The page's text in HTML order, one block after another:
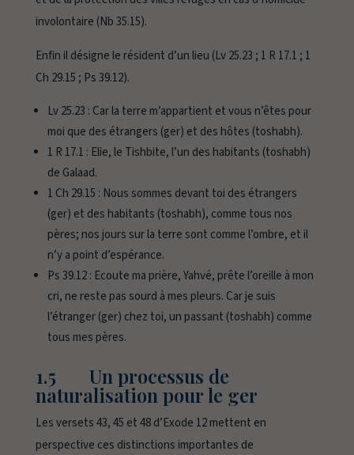
involontaire (Nb 35.15).
Enfin il désigne le résident d’un lieu (Lv 25.23 ; 1 R 17.1 ; 1
Ch 29.15 ; Ps 39.12).
Lv 25.23 : Car la terre m’appartient et vous n’êtes pour
moi que des étrangers (ger) et des hôtes (toshabh).
1 R 17.1 : Elie, le Tishbite, l’un des habitants (toshabh)
de Galaad.
1 Ch 29.15 : Nous sommes devant toi des étrangers
(ger) et des habitants (toshabh), comme tous nos
pères; nos jours sur la terre sont comme l’ombre, et il
n’y a point d’espérance.
Ps 39.12 : Ecoute ma prière, Yahvé, prête l’oreille à mon
cri, ne reste pas sourd à mes pleurs. Car je suis
l’étranger (ger) chez toi, un passant (toshabh) comme
tous mes pères.
1.5 Un processus de
naturalisation pour le ger
Les versets 43, 45 et 48 d’Exode 12 mettent en
perspective ces distinctions importantes de